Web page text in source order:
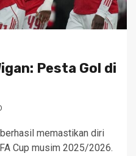
Pesta Gol di
memastikan diri
Cup musim 2025/2026.